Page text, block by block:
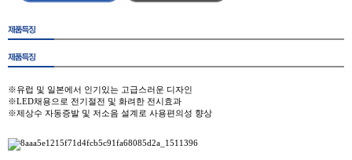
※유럽및일본에서인기있는고급스러운디자인
※LED채용으로전기절전및화려한전시효과
※제상수자동증발및저소음설계로사용편의성향상